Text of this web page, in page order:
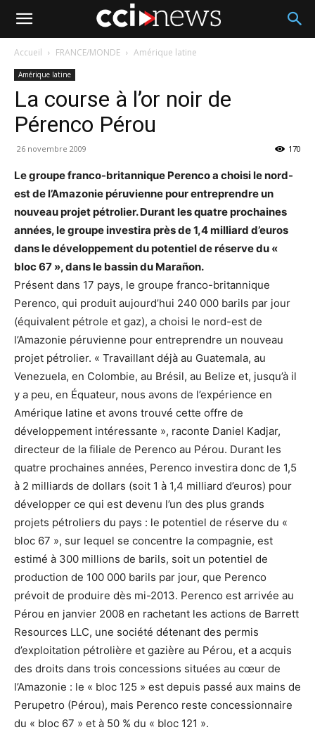
Accueil FRANCE/MONDE Amérique latine
Amérique latine
La course à l’or noir de
Pérenco Pérou
26 novembre 2009 170
Le groupe franco-britannique Perenco a choisi le nord-
est de l’Amazonie péruvienne pour entreprendre un
nouveau projet pétrolier. Durant les quatre prochaines
années, le groupe investira près de 1,4 milliard d’euros
dans le développement du potentiel de réserve du «
bloc 67 », dans le bassin du Marañon.
Présent dans 17 pays, le groupe franco-britannique
Perenco, qui produit aujourd’hui 240 000 barils par jour
(équivalent pétrole et gaz), a choisi le nord-est de
l’Amazonie péruvienne pour entreprendre un nouveau
projet pétrolier. « Travaillant déjà au Guatemala, au
Venezuela, en Colombie, au Brésil, au Belize et, jusqu’à il
y a peu, en Équateur, nous avons de l’expérience en
Amérique latine et avons trouvé cette offre de
développement intéressante », raconte Daniel Kadjar,
directeur de la filiale de Perenco au Pérou. Durant les
quatre prochaines années, Perenco investira donc de 1,5
à 2 milliards de dollars (soit 1 à 1,4 milliard d’euros) pour
développer ce qui est devenu l’un des plus grands
projets pétroliers du pays : le potentiel de réserve du «
bloc 67 », sur lequel se concentre la compagnie, est
estimé à 300 millions de barils, soit un potentiel de
production de 100 000 barils par jour, que Perenco
prévoit de produire dès mi-2013. Perenco est arrivée au
Pérou en janvier 2008 en rachetant les actions de Barrett
Resources LLC, une société détenant des permis
d’exploitation pétrolière et gazière au Pérou, et a acquis
des droits dans trois concessions situées au cœur de
l’Amazonie : le « bloc 125 » est depuis passé aux mains de
Perupetro (Pérou), mais Perenco reste concessionnaire
du « bloc 67 » et à 50 % du « bloc 121 ».